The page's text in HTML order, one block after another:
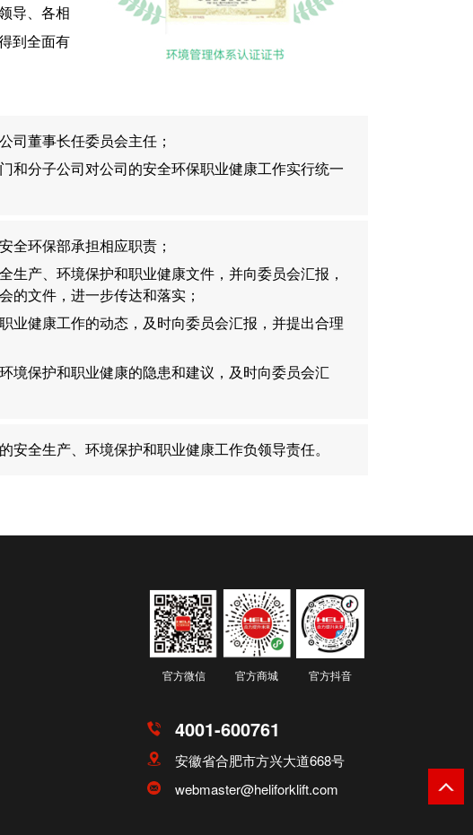
导、各相
到全面有
司董事长任委员会主任；
和分子公司对公司的安全环保职业健康工作实行统一
全环保部承担相应职责；
生产、环境保护和职业健康文件，并向委员会汇报，
的文件，进一步传达和落实；
业健康工作的动态，及时向委员会汇报，并提出合理
境保护和职业健康的隐患和建议，及时向委员会汇
安全生产、环境保护和职业健康工作负领导责任。
官方微信 官方商城 官方抖音
4001-600761
安徽省合肥市方兴大道668号
webmaster@heliforklift.com